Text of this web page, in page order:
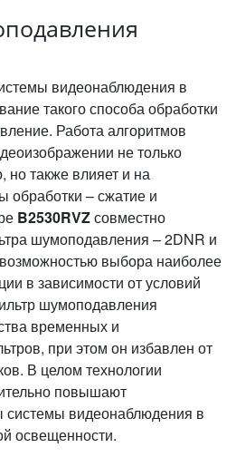
видеонаблюдения в
такого способа обработки
Работа алгоритмов
не только
но также влияет и на
обработки – сжатие и
B2530RVZсовместно
шумоподавления – 2DNR и
выбора наиболее
в зависимости от условий
шумоподавления
временных и
при этом он избавлен от
В целом технологии
повышают
системы видеонаблюдения в
освещенности.